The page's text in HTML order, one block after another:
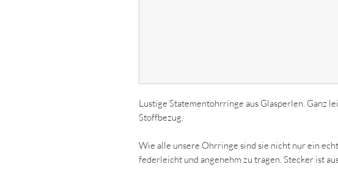
Lustige Statementohrringe aus Glasperlen. Ganz
Stoffbezug.
Wie alle unsere Ohrringe sind sie nicht nur ein
federleicht und angenehm zu tragen. Stecker ist